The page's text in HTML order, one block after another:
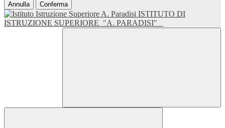
Annulla Conferma
ISTITUTO DI
ISTRUZIONE SUPERIORE "A. PARADISI"